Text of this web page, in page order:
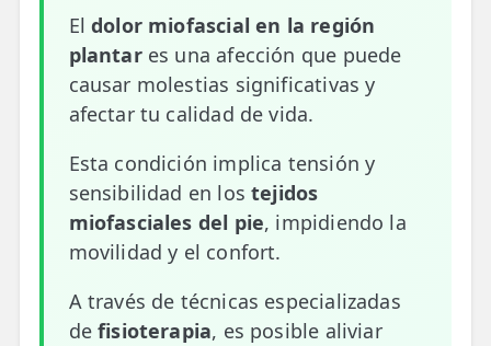
🎁 Tarjetas Regalo
🛒 Carrito
❤️ Ofertas
CONTACTO
☎️ 91 005 23 63
📧 Contacta
ESPECIALIDADES
🩻 Fisioterapia Traumatológica
Eldolor miofascial en la región
plantares una afección que puede
causar molestias significativas y
afectar tu calidad de vida.
Esta condición implica tensión y
sensibilidad en lostejidos
miofasciales del pie, impidiendo la
movilidad y el confort.
A través de técnicas especializadas
defisioterapia, es posible aliviar